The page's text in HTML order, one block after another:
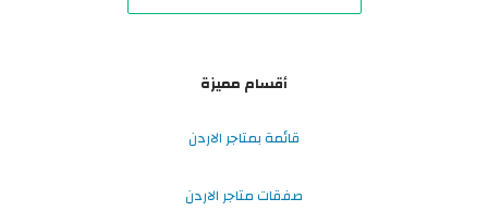
أقسام مميزة
قائمة بمتاجر الاردن
صفقات متاجر الاردن